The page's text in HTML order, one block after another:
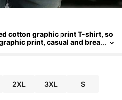
cotton graphic print T-shirt, so
print, casual and brea
2XL 3XL S